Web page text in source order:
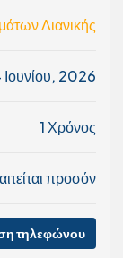
Λιανικής
Ιουνίου, 2026
1 Χρόνος
προσόν
τηλεφώνου